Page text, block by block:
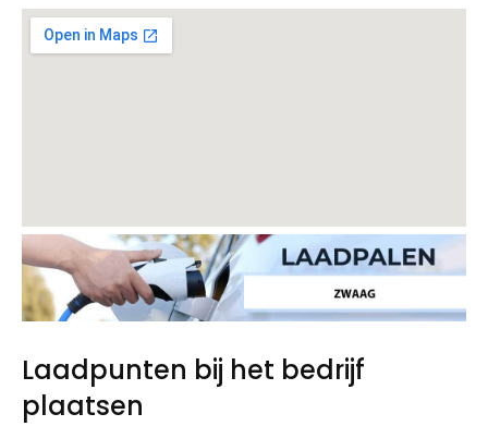
Laadpunten bij het bedrijf
plaatsen